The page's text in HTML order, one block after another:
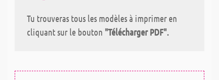
Tu trouveras tous les modèles à imprimer en
cliquant sur le bouton "Télécharger PDF".